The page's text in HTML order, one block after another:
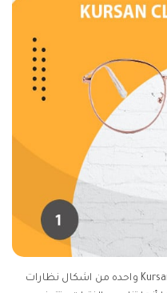
تُعد Kursan Classic Round Clear Lens Glasses واحده من اشكال نظارات